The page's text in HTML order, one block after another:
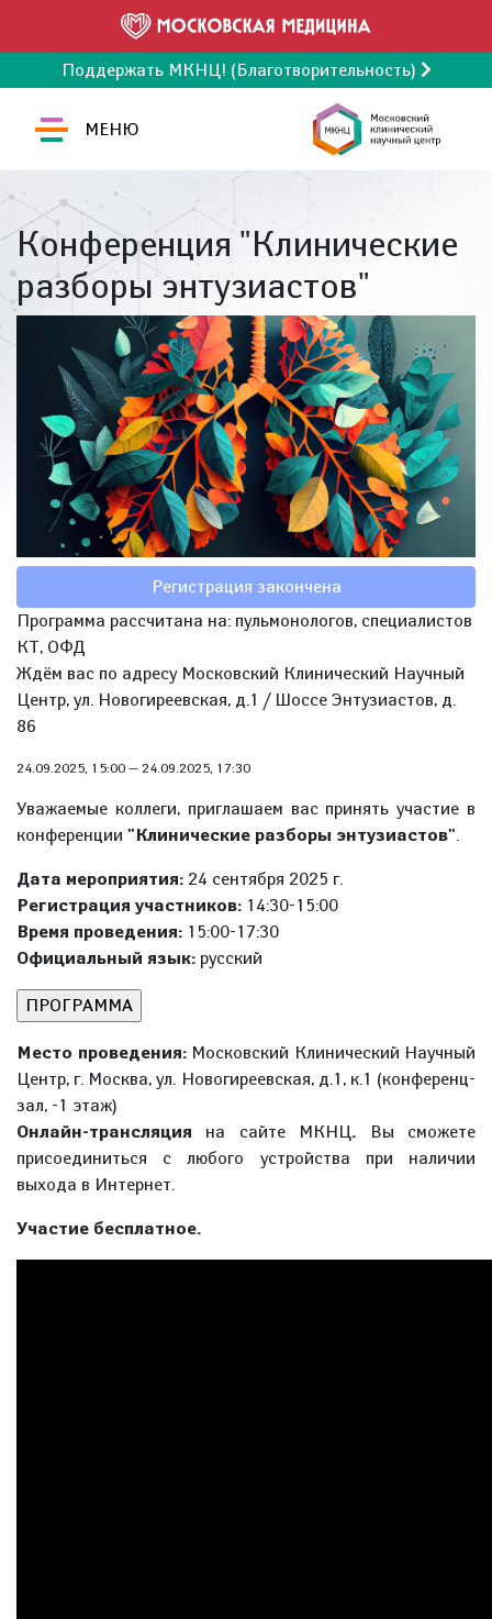
Поддержать МКНЦ! (Благотворительность)
МЕНЮ
Конференция "Клинические
разборы энтузиастов"
Регистрация закончена
Программа рассчитана на: пульмонологов, специалистов
КТ, ОФД
Ждём вас по адресу Московский Клинический Научный
Центр, ул. Новогиреевская, д.1 / Шоссе Энтузиастов, д.
86
24.09.2025, 15:00 — 24.09.2025, 17:30
Уважаемые коллеги, приглашаем вас принять участие в
конференции "Клинические разборы энтузиастов".
Дата мероприятия: 24 сентября 2025 г.
Регистрация участников: 14:30-15:00
Время проведения: 15:00-17:30
Официальный язык: русский
Место проведения: Московский Клинический Научный
Центр, г. Москва, ул. Новогиреевская, д.1, к.1 (конференц-
зал, -1 этаж)
Онлайн-трансляция на сайте МКНЦ.
Вы сможете
присоединиться с любого устройства при наличии
выхода в Интернет.
Участие бесплатное.